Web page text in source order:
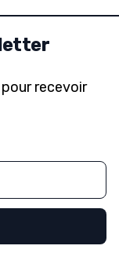
recevoir